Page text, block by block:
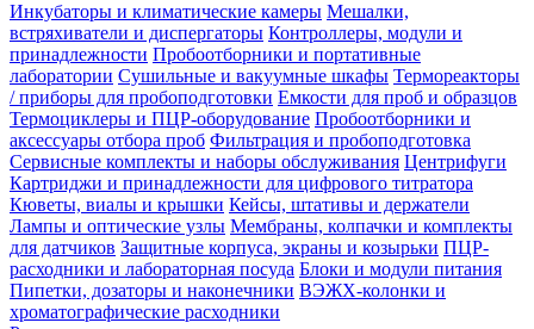
Инкубаторы и климатические камеры Мешалки,
встряхиватели и диспергаторы Контроллеры, модули и
принадлежности Пробоотборники и портативные
лаборатории Сушильные и вакуумные шкафы Термореакторы
/ приборы для пробоподготовки Емкости для проб и образцов
Термоциклеры и ПЦР-оборудование Пробоотборники и
аксессуары отбора проб Фильтрация и пробоподготовка
Сервисные комплекты и наборы обслуживания Центрифуги
Картриджи и принадлежности для цифрового титратора
Кюветы, виалы и крышки Кейсы, штативы и держатели
Лампы и оптические узлы Мембраны, колпачки и комплекты
для датчиков Защитные корпуса, экраны и козырьки ПЦР-
расходники и лабораторная посуда Блоки и модули питания
Пипетки, дозаторы и наконечники ВЭЖХ-колонки и
хроматографические расходники